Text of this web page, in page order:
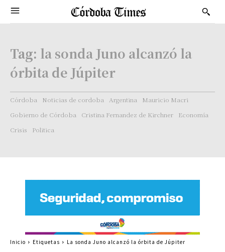
Tag: la sonda Juno alcanzó la
órbita de Júpiter
Córdoba Noticias de cordoba Argentina
Mauricio Macri
Gobierno de Córdoba
Cristina Fernandez de Kirchner
Economía
Crisis
Politica
Inicio Etiquetas La sonda Juno alcanzó la órbita de Júpiter